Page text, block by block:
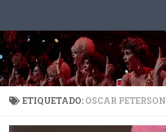
ETIQUETADO: OSCAR PETERSON